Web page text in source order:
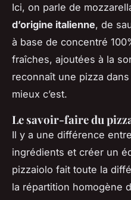
Ici, on parle de
d’origine italienne, de
à base de concentré
fraîches, ajoutées à la
reconnaît une pizza
mieux c’est.
Le savoir-faire du
Il y a une différence
ingrédients et créer un
pizzaiolo fait toute la
la répartition homogène